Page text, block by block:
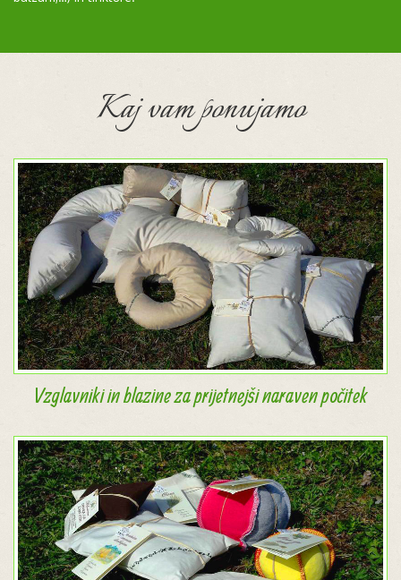
Kaj vam ponujamo
Vzglavniki in blazine za prijetnejši naraven počitek